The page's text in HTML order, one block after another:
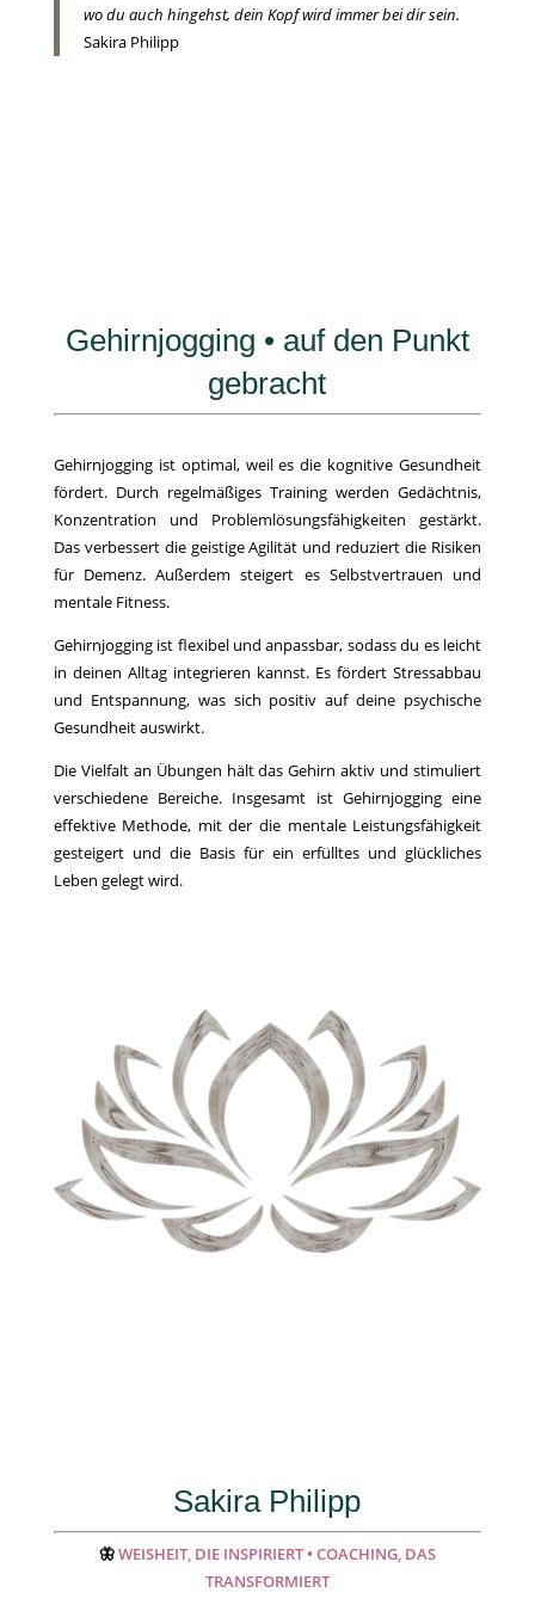
wo du auch hingehst, dein Kopf wird immer bei dir sein.
Sakira Philipp
Gehirnjogging • auf den Punkt
gebracht
Gehirnjogging ist optimal, weil es die kognitive Gesundheit
fördert. Durch regelmäßiges Training werden Gedächtnis,
Konzentration und Problemlösungsfähigkeiten gestärkt.
Das verbessert die geistige Agilität und reduziert die Risiken
für Demenz. Außerdem steigert es Selbstvertrauen und
mentale Fitness.
Gehirnjogging ist flexibel und anpassbar, sodass du es leicht
in deinen Alltag integrieren kannst. Es fördert Stressabbau
und Entspannung, was sich positiv auf deine psychische
Gesundheit auswirkt.
Die Vielfalt an Übungen hält das Gehirn aktiv und stimuliert
verschiedene Bereiche. Insgesamt ist Gehirnjogging eine
effektive Methode, mit der die mentale Leistungsfähigkeit
gesteigert und die Basis für ein erfülltes und glückliches
Leben gelegt wird.
Sakira Philipp
🦋WEISHEIT, DIE INSPIRIERT • COACHING, DAS
TRANSFORMIERT